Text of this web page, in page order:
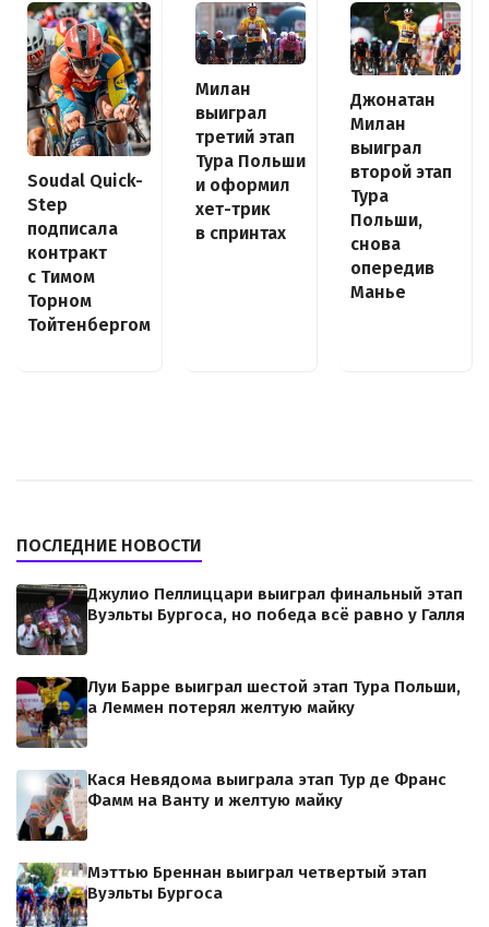
Soudal Quick-
Step
подписала
контракт
с Тимом
Торном
Тойтенбергом
Милан
выиграл
третий этап
Тура Польши
и оформил
хет-трик
в спринтах
Джонатан
Милан
выиграл
второй этап
Тура
Польши,
снова
опередив
Манье
ПОСЛЕДНИЕ НОВОСТИ
Джулио Пеллиццари выиграл финальный этап
Вуэльты Бургоса, но победа всё равно у Галля
Луи Барре выиграл шестой этап Тура Польши,
а Леммен потерял желтую майку
Кася Невядома выиграла этап Тур де Франс
Фамм на Ванту и желтую майку
Мэттью Бреннан выиграл четвертый этап
Вуэльты Бургоса